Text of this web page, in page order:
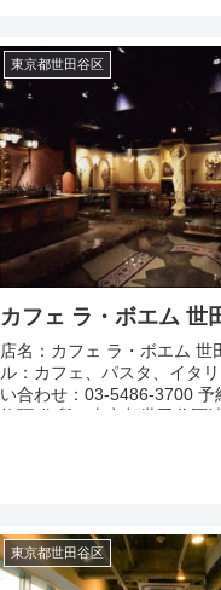
東京都世田谷区
カフェ ラ・ボエム 世
店名：カフェ ラ・ボエム 世
ル：カフェ、パスタ、イタ
い合わせ：03-5486-3700 予
約可 住所：東京都世田谷区
東京都世田谷区